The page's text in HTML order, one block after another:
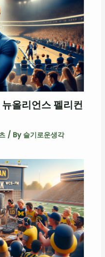
올리언스 펠리컨
/ By 슬기로운생각